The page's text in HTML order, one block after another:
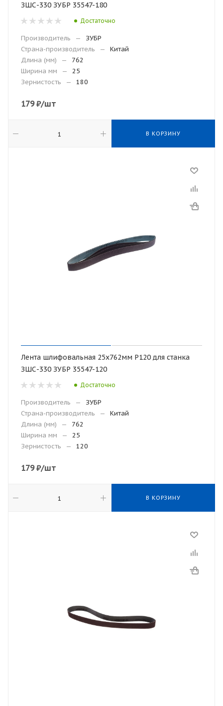
ЗШС-330 ЗУБР 35547-180
Достаточно
Производитель —
ЗУБР
Страна-производитель
—
Китай
Длина (мм)
—
762
Ширина мм
—
25
Зернистость
— 180
179₽/шт
В КОРЗИНУ
Лента шлифовальная 25х762мм Р120 для станка
ЗШС-330 ЗУБР 35547-120
Достаточно
Производитель —
ЗУБР
Страна-производитель
—
Китай
Длина (мм)
—
762
Ширина мм
—
25
Зернистость
— 120
179₽/шт
В КОРЗИНУ